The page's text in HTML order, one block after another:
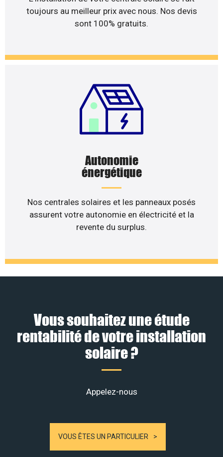
toujours au meilleur prix avec nous. Nos devis
sont 100% gratuits.
Autonomie
énergétique
Nos centrales solaires et les panneaux posés
assurent votre autonomie en électricité et la
revente du surplus.
Vous souhaitez une étude
rentabilité de votre installation
solaire ?
Appelez-nous
VOUS ÊTES UN PARTICULIER